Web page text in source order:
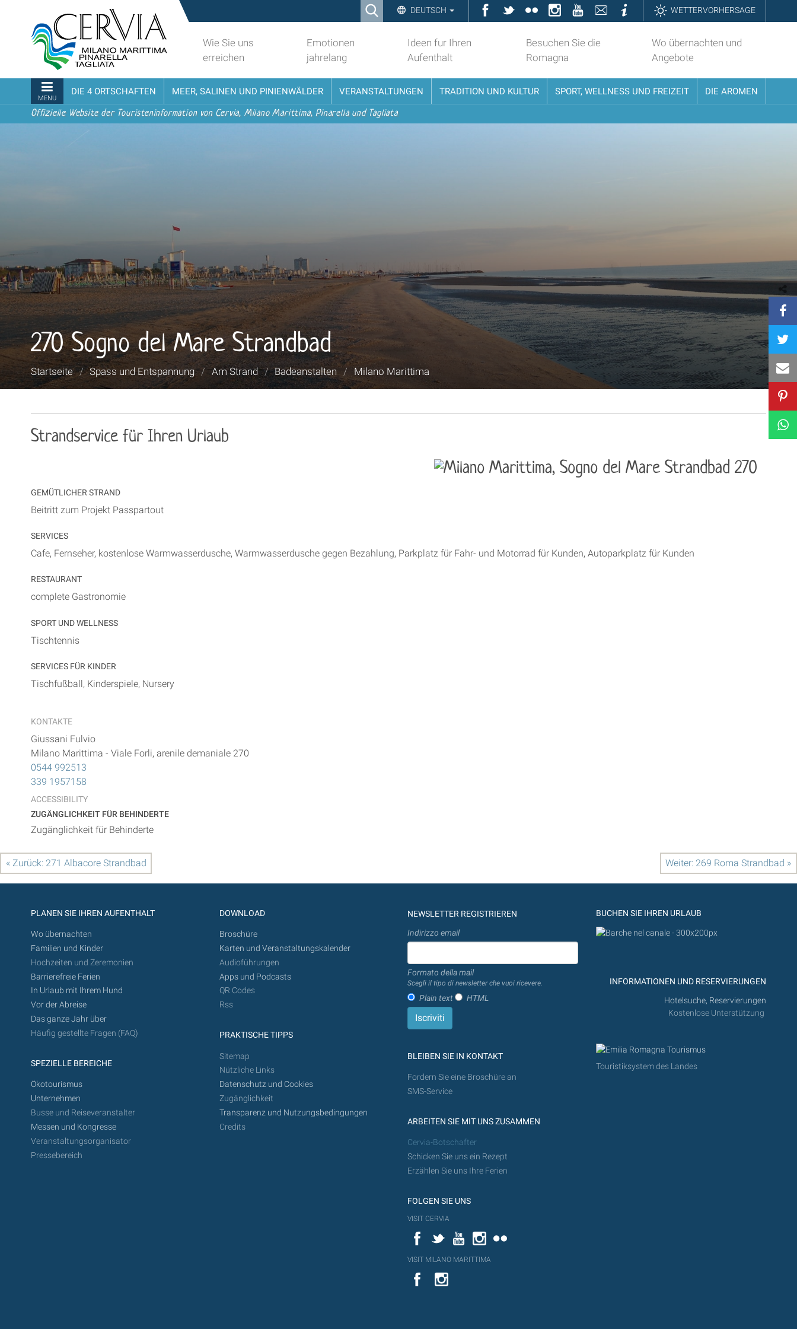
zur
Navigation
Ricerca DEUTSCH Facebook
TwitterFlickrInstagramYouTubeContattiInformazioniWETTERVORHERSAGE
turistico
ufficiale
Cervia,
Milano
Marittima,
Pinarella,
Tagliata
Wie Sie uns
erreichen
Emotionen
jahrelang
Ideen fur Ihren
Aufenthalt
Besuchen Sie die
Romagna
Wo übernachten und
Angebote
MENU
DIE 4 ORTSCHAFTEN MEER, SALINEN UND PINIENWÄLDER VERANSTALTUNGEN TRADITION UND KULTUR SPORT, WELLNESS UND FREIZEIT DIE AROMEN
Offizielle Website der Touristeninformation von Cervia, Milano Marittima, Pinarella und Tagliata
270 Sogno del Mare Strandbad
Sie
sind
Startseite / Spass und Entspannung / Am Strand / Badeanstalten / Milano Marittima
Strandservice für Ihren Urlaub
GEMÜTLICHER STRAND
Beitritt zum Projekt Passpartout
SERVICES
Cafe, Fernseher, kostenlose Warmwasserdusche, Warmwasserdusche gegen Bezahlung, Parkplatz für Fahr- und Motorrad für Kunden, Autoparkplatz für Kunden
RESTAURANT
complete Gastronomie
SPORT UND WELLNESS
Tischtennis
SERVICES FÜR KINDER
Tischfußball, Kinderspiele, Nursery
KONTAKTE
Giussani Fulvio
Milano Marittima - Viale Forli, arenile demaniale 270
0544 992513
339 1957158
ACCESSIBILITY
ZUGÄNGLICHKEIT FÜR BEHINDERTE
Zugänglichkeit für Behinderte
« Zurück: 271 Albacore Strandbad Weiter: 269 Roma Strandbad »
PLANEN SIE IHREN AUFENTHALT
Wo übernachten
Familien und Kinder
Hochzeiten und Zeremonien
Barrierefreie Ferien
In Urlaub mit Ihrem Hund
Vor der Abreise
Das ganze Jahr über
Häufig gestellte Fragen (FAQ)
SPEZIELLE BEREICHE
Ökotourismus
Unternehmen
Busse und Reiseveranstalter
Messen und Kongresse
Veranstaltungsorganisator
Pressebereich
DOWNLOAD
Broschüre
Karten und Veranstaltungskalender
Audioführungen
Apps und Podcasts
QR Codes
Rss
PRAKTISCHE TIPPS
Sitemap
Nützliche Links
Datenschutz und Cookies
Zugänglichkeit
Transparenz und Nutzungsbedingungen
Credits
NEWSLETTER REGISTRIEREN
Indirizzo email
Formato della mail
Scegli il tipo di newsletter che vuoi ricevere.
Plain text HTML
BLEIBEN SIE IN KONTAKT
Fordern Sie eine Broschüre an
SMS-Service
ARBEITEN SIE MIT UNS ZUSAMMEN
Cervia-Botschafter
Schicken Sie uns ein Rezept
Erzählen Sie uns Ihre Ferien
FOLGEN SIE UNS
VISIT CERVIA
FacebookTwitterYouTubeInstagram
VISIT MILANO MARITTIMA
YouTube
BUCHEN SIE IHREN URLAUB
INFORMATIONEN UND RESERVIERUNGEN
Hotelsuche, Reservierungen
Kostenlose Unterstützung
Touristiksystem des Landes